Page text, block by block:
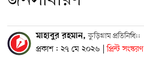
মাহাবুর রহমান,কুড়িগ্রাম প্রতিনিধি::
প্রকাশ : ২৭ মে ২০২৬ | প্রিন্ট সংস্করণ